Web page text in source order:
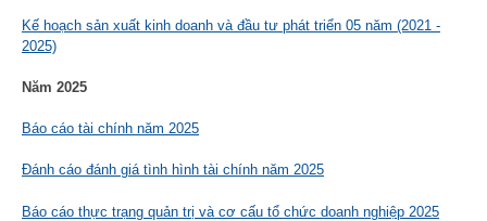
Kế hoạch sản xuất kinh doanh và đầu tư phát triển 05 năm (2021 -
2025)
Năm 2025
Báo cáo tài chính năm 2025
Đánh cáo đánh giá tình hình tài chính năm 2025
Báo cáo thực trạng quản trị và cơ cấu tổ chức doanh nghiệp 2025